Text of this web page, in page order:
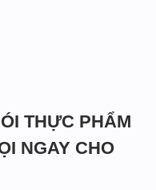
THỰC PHẨM
NGAY CHO